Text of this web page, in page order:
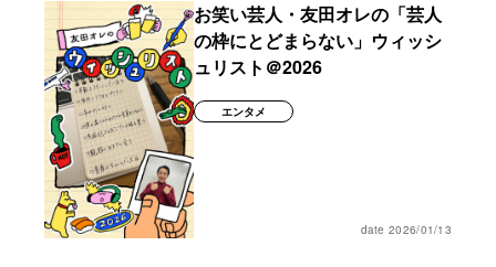
お笑い芸人・友田オレの「芸人
の枠にとどまらない」ウィッシ
ュリスト＠2026
エンタメ
date 2026/01/13